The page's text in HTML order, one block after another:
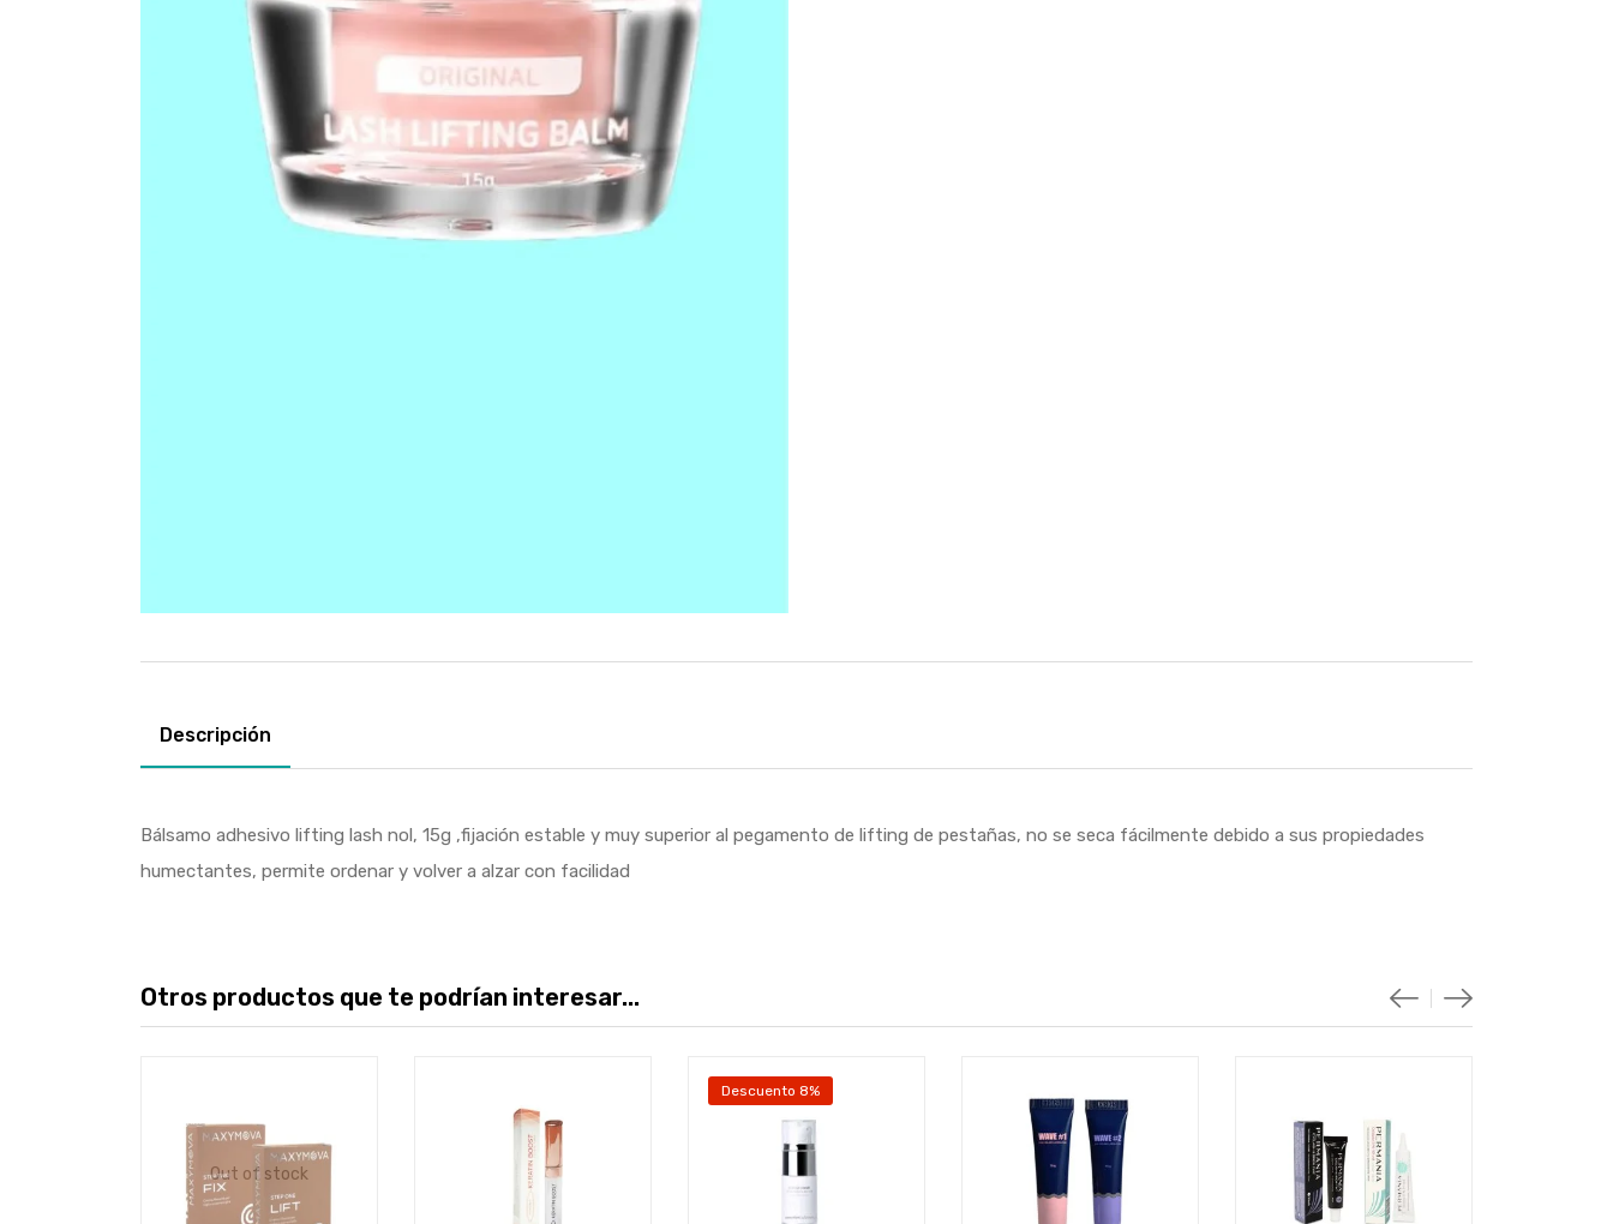
Descripción
Bálsamo adhesivo lifting lash nol, 15g ,fijación estable y muy superior al pegamento de lifting de pestañas, no se seca fácilmente debido a sus propiedades
humectantes, permite ordenar y volver a alzar con facilidad
Otros productos que te podrían interesar...
Out of stock
Descuento 8%